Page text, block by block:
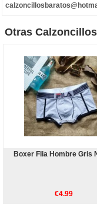
Otras
Boxer Flia Hombre Gris
€4.99